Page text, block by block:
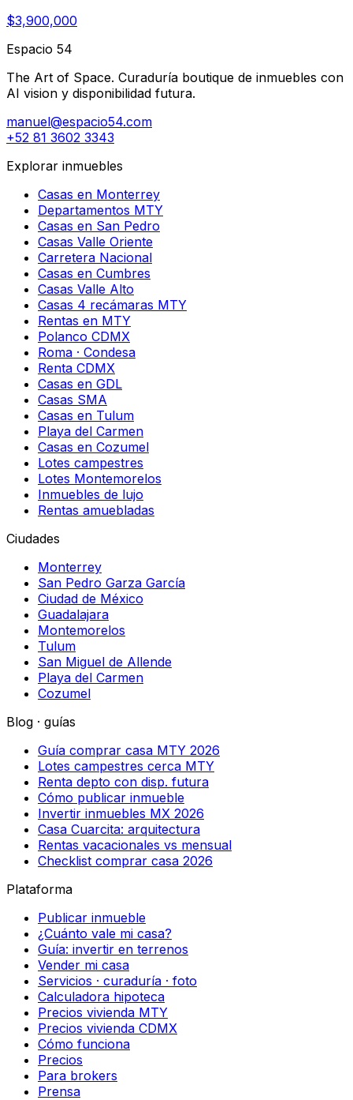
$3,900,000
Espacio 54
The Art of Space. Curaduría boutique de inmuebles con
AI vision y disponibilidad futura.
manuel@espacio54.com
+52 81 3602 3343
Explorar inmuebles
Casas en Monterrey
Departamentos MTY
Casas en San Pedro
Casas Valle Oriente
Carretera Nacional
Casas en Cumbres
Casas Valle Alto
Casas 4 recámaras MTY
Rentas en MTY
Polanco CDMX
Roma · Condesa
Renta CDMX
Casas en GDL
Casas SMA
Casas en Tulum
Playa del Carmen
Casas en Cozumel
Lotes campestres
Lotes Montemorelos
Inmuebles de lujo
Rentas amuebladas
Ciudades
Monterrey
San Pedro Garza García
Ciudad de México
Guadalajara
Montemorelos
Tulum
San Miguel de Allende
Playa del Carmen
Cozumel
Blog · guías
Guía comprar casa MTY 2026
Lotes campestres cerca MTY
Renta depto con disp. futura
Cómo publicar inmueble
Invertir inmuebles MX 2026
Casa Cuarcita: arquitectura
Rentas vacacionales vs mensual
Checklist comprar casa 2026
Plataforma
Publicar inmueble
¿Cuánto vale mi casa?
Guía: invertir en terrenos
Vender mi casa
Servicios · curaduría · foto
Calculadora hipoteca
Precios vivienda MTY
Precios vivienda CDMX
Cómo funciona
Precios
Para brokers
Prensa